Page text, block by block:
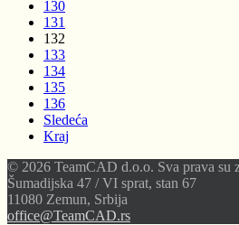
130
131
132
133
134
135
136
Sledeća
Kraj
© 2026 TeamCAD d.o.o. Sva prava su
Šumadijska 47 / VI sprat, stan 67
11080 Zemun, Srbija
office@TeamCAD.rs